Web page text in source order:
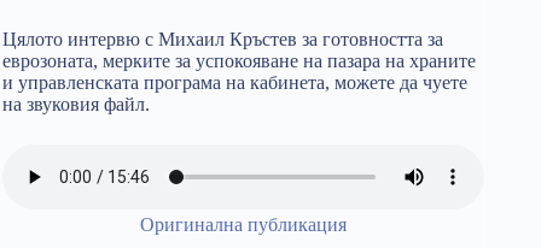
Цялото интервю с Михаил Кръстев за готовността за
еврозоната, мерките за успокояване на пазара на храните
и управленската програма на кабинета, можете да чуете
на звуковия файл.
Оригинална публикация